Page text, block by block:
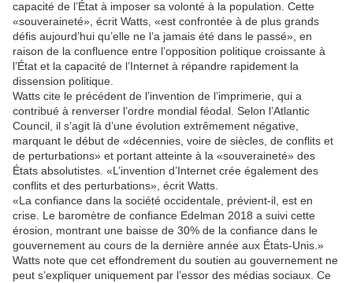
capacité de l’État à imposer sa volonté à la population. Cette
«souveraineté», écrit Watts, «est confrontée à de plus grands
défis aujourd’hui qu’elle ne l’a jamais été dans le passé», en
raison de la confluence entre l’opposition politique croissante à
l’État et la capacité de l’Internet à répandre rapidement la
dissension politique.
Watts cite le précédent de l’invention de l’imprimerie, qui a
contribué à renverser l’ordre mondial féodal. Selon l’Atlantic
Council, il s’agit là d’une évolution extrêmement négative,
marquant le début de «décennies, voire de siècles, de conflits et
de perturbations» et portant atteinte à la «souveraineté» des
États absolutistes. «L’invention d’Internet crée également des
conflits et des perturbations», écrit Watts.
«La confiance dans la société occidentale, prévient-il, est en
crise. Le baromètre de confiance Edelman 2018 a suivi cette
érosion, montrant une baisse de 30% de la confiance dans le
gouvernement au cours de la dernière année aux États-Unis.»
Watts note que cet effondrement du soutien au gouvernement ne
peut s’expliquer uniquement par l’essor des médias sociaux. Ce